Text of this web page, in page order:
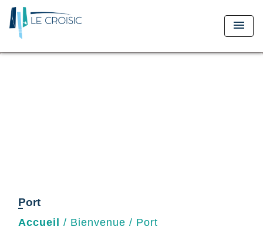
menu
Port
Accueil / Bienvenue / Port